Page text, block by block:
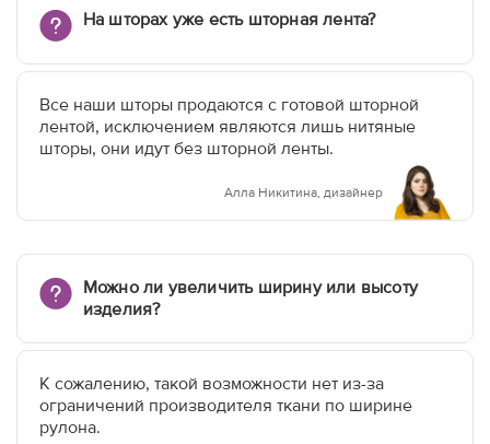
На шторах уже есть шторная лента?
Все наши шторы продаются с готовой шторной
лентой, исключением являются лишь нитяные
шторы, они идут без шторной ленты.
Алла Никитина, дизайнер
Можно ли увеличить ширину или высоту
изделия?
К сожалению, такой возможности нет из-за
ограничений производителя ткани по ширине
рулона.